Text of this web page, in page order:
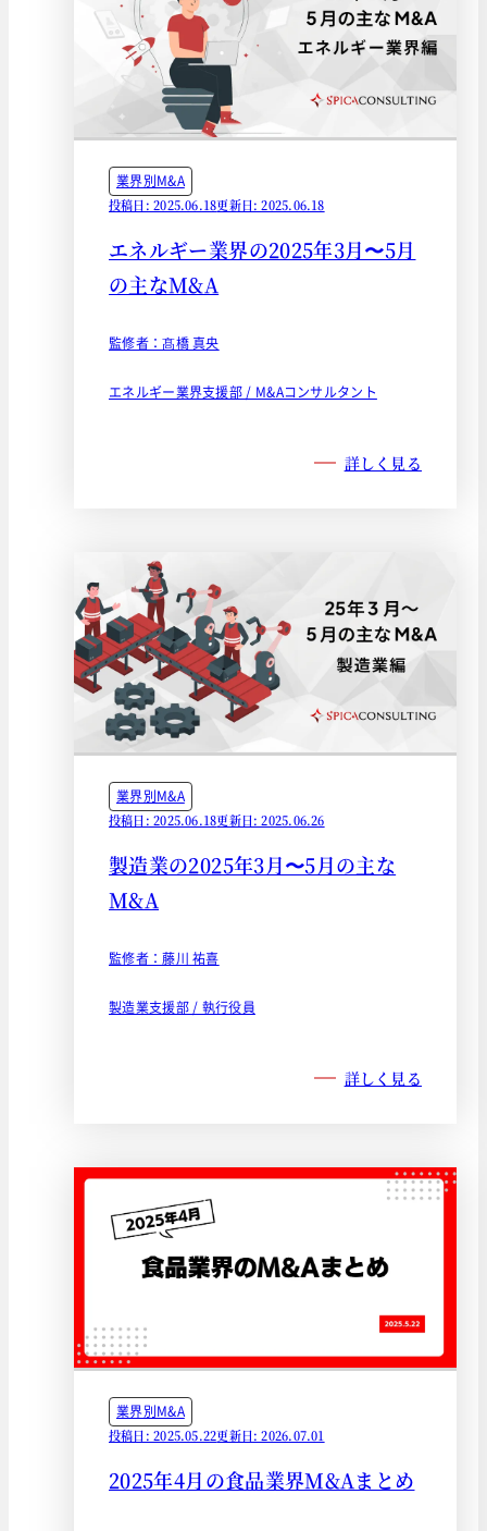
業界別M&A
投稿日: 2025.06.18更新日: 2025.06.18
エネルギー業界の2025年3月〜5月
の主なM&A
監修者：髙橋 真央
エネルギー業界支援部 / M&Aコンサルタント
詳しく見る
業界別M&A
投稿日: 2025.06.18更新日: 2025.06.26
製造業の2025年3月〜5月の主な
M&A
監修者：藤川 祐喜
製造業支援部 / 執行役員
詳しく見る
業界別M&A
投稿日: 2025.05.22更新日: 2026.07.01
2025年4月の食品業界M&Aまとめ